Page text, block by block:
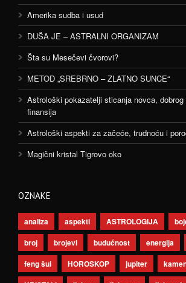
Amerika sudba i usud
DUŠA JE – ASTRALNI ORGANIZAM
Šta su Mesečevi čvorovi?
METOD „SREBRNO – ZLATNO SUNCE“
Astrološki pokazatelji sticanja novca,
finansija
Astrološki aspekti za začeće, trudnoću i
Magični kristal Tigrovo oko
OZNAKE
analiza aspekti ASTROLOGIJA
broj
brojevi budućnost energija
feng šui
HOROSKOP jupiter